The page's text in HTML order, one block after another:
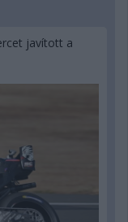
javított a